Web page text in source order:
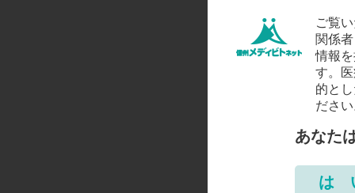
ご覧
関係
情報
す。
的と
ださ
あなた
は